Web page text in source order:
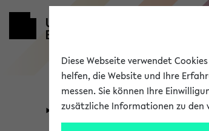
Universität
Diese Webseite verwendet
helfen, die Website und Ihre
messen. Sie können Ihre
zusätzliche Informationen zu den